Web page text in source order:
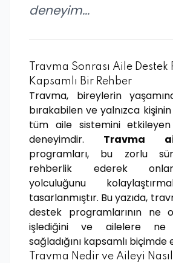
deneyim...
Travma Sonrası Aile
Kapsamlı Bir Rehber
Travma, bireylerin
bırakabilen ve yalnızca
tüm aile sistemini
deneyimdir. Travma
programları, bu zorlu
rehberlik ederek
yolculuğunu
tasarlanmıştır. Bu yazıda,
destek programlarının ne
işlediğini ve ailelere
sağladığını kapsamlı biçimde
Travma Nedir ve Aileyi